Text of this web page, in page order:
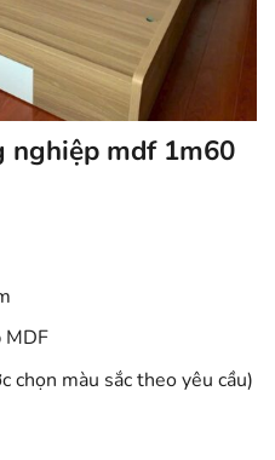
nghiệp mdf 1m60
MDF
chọn màu sắc theo yêu cầu)